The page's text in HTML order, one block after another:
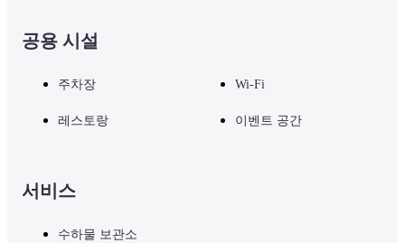
공용 시설
주차장 Wi-Fi
레스토랑 이벤트 공간
서비스
수하물 보관소